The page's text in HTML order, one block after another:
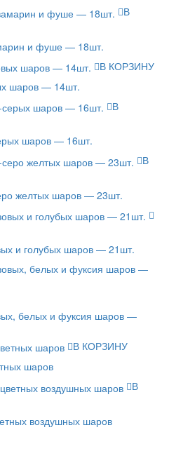
В
и фуше — 18шт.
В КОРЗИНУ
шаров — 14шт.
В
шаров — 16шт.
В
желтых шаров — 23шт.
и голубых шаров — 21шт.
белых и фуксия шаров —
В КОРЗИНУ
шаров
В
воздушных шаров